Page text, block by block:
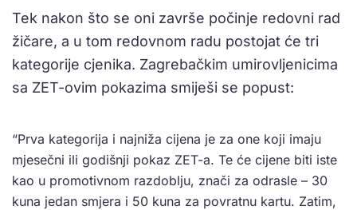
Tek nakon što se oni završe počinje redovni rad
žičare, a u tom redovnom radu postojat će tri
kategorije cjenika. Zagrebačkim umirovljenicima
sa ZET-ovim pokazima smiješi se popust:
“Prva kategorija i najniža cijena je za one koji imaju
mjesečni ili godišnji pokaz ZET-a. Te će cijene biti iste
kao u promotivnom razdoblju, znači za odrasle – 30
kuna jedan smjera i 50 kuna za povratnu kartu. Zatim,